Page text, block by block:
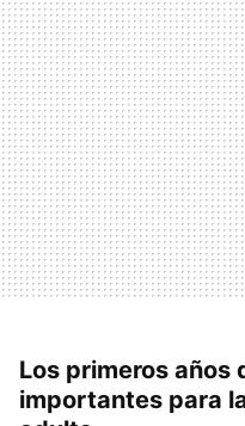
Los primeros años
importantes para